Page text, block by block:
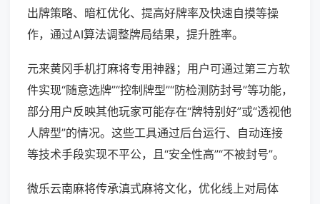
出牌策略、暗杠优化、提高好牌率及快速自摸等操
作，通过AI算法调整牌局结果，提升胜率。
元来黄冈手机打麻将专用神器；用户可通过第三方软
件实现“随意选牌”“控制牌型”“防检测防封号”等功能，
部分用户反映其他玩家可能存在“牌特别好”或“透视他
人牌型”的情况。这些工具通过后台运行、自动连接
等技术手段实现不平公，且“安全性高”“不被封号”。
微乐云南麻将传承滇式麻将文化，优化线上对局体